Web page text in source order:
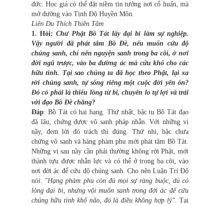
đức. Học giả có thể đặt niềm tin tưởng nơi cổ huấn, mà
mở đường vào Tịnh Độ Huyền Môn.
Liên Du Thích Thiền Tâm
1. Hỏi:Chư Phật Bồ Tát lấy đại bi làm sự nghiệp.
Vậy người đã phát tâm Bồ Đề, nếu muốn cứu độ
chúng sanh, chỉ nên nguyện sanh trong ba cõi, ở nơi
đời ngũ trược, vào ba đường ác mà cứu khổ cho các
hữu tình. Tại sao chúng ta đã học theo Phật, lại xa
rời chúng sanh, tự sống riêng một cuộc đời yên ổn?
Đó có phải là thiếu lòng từ bi, chuyên lo tự lợi và trái
với đạo Bồ Đề chăng?
Đáp: Bồ Tát có hai hạng. Thứ nhất, bậc tu Bồ Tát đạo
đã lâu, chứng được vô sanh pháp nhẫn. Với những vị
nầy, đem lời đó trách thì đúng. Thứ nhì, bậc chưa
chứng vô sanh và hàng phàm phu mới phát tâm Bồ Tát.
Những vị sau nầy cần phải thường không rời Phật, mới
thành tựu được nhẫn lực và có thể ở trong ba cõi, vào
nơi đời ác để cứu độ chúng sanh. Cho nên Luận Trí Độ
nói: "Hạng phàm phu còn đủ mọi sự ràng buộc, dù có
lòng đại bi, nhưng vội muốn sanh trong đời ác để cứu
chúng hữu tình khổ não, đó là điều không hợp lý". Tại